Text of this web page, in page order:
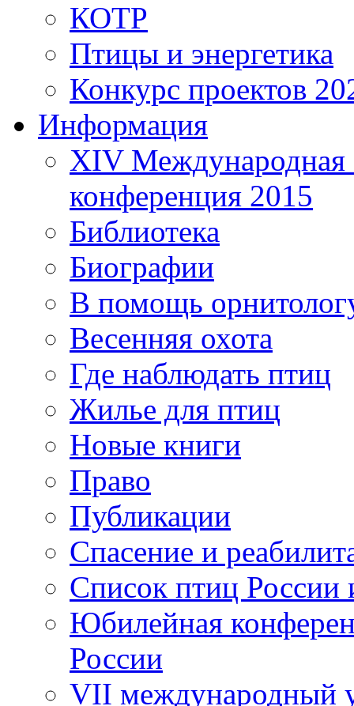
КОТР
Птицы и энергетика
Конкурс проектов
Информация
XIV Международная
конференция 2015
Библиотека
Биографии
В помощь
Весенняя охота
Где наблюдать птиц
Жилье для птиц
Новые книги
Право
Публикации
Спасение и
Список птиц России
Юбилейная
России
VII международный